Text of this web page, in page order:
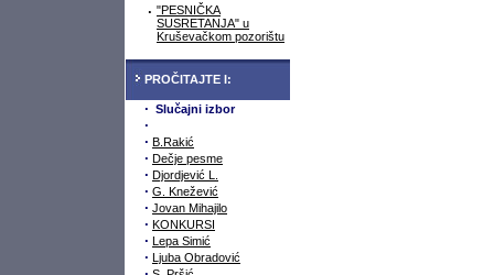
· "PESNIČKA
SUSRETANJA" u
Kruševačkom pozorištu
PROČITAJTE I:
· Slučajni izbor
·
· B.Rakić
· Dečje pesme
· Djordjević L.
· G. Knežević
· Jovan Mihajilo
· KONKURSI
· Lepa Simić
· Ljuba Obradović